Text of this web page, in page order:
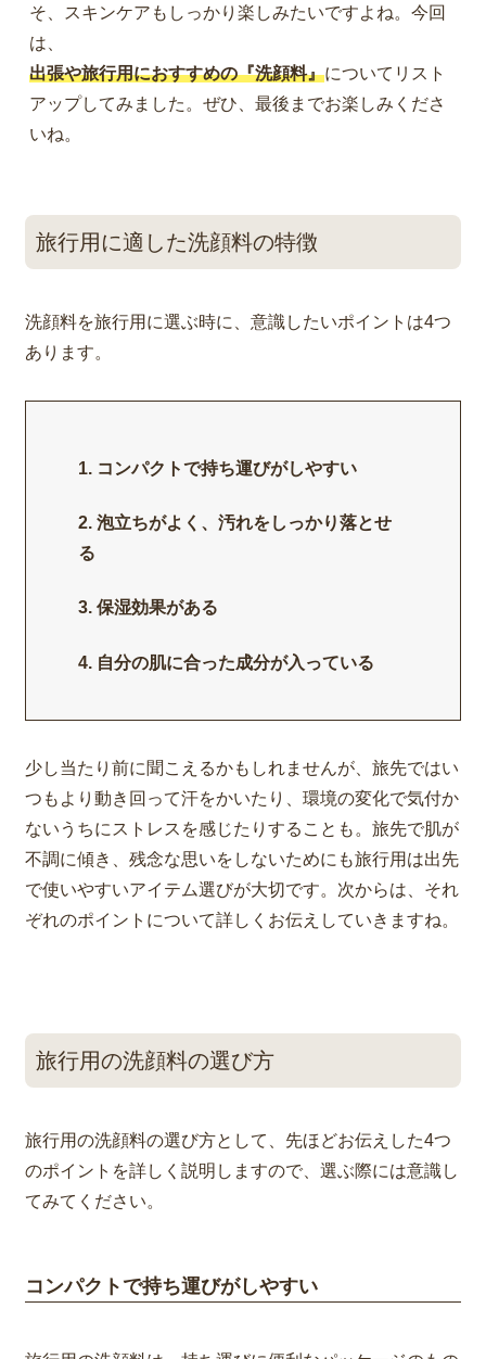
そ、スキンケアもしっかり楽しみたいですよね。今回
は、
出張や旅行用におすすめの『洗顔料』についてリスト
アップしてみました。ぜひ、最後までお楽しみくださ
いね。
旅行用に適した洗顔料の特徴
洗顔料を旅行用に選ぶ時に、意識したいポイントは4つ
あります。
コンパクトで持ち運びがしやすい
泡立ちがよく、汚れをしっかり落とせ
る
保湿効果がある
自分の肌に合った成分が入っている
少し当たり前に聞こえるかもしれませんが、旅先ではい
つもより動き回って汗をかいたり、環境の変化で気付か
ないうちにストレスを感じたりすることも。旅先で肌が
不調に傾き、残念な思いをしないためにも旅行用は出先
で使いやすいアイテム選びが大切です。次からは、それ
ぞれのポイントについて詳しくお伝えしていきますね。
旅行用の洗顔料の選び方
旅行用の洗顔料の選び方として、先ほどお伝えした4つ
のポイントを詳しく説明しますので、選ぶ際には意識し
てみてください。
コンパクトで持ち運びがしやすい